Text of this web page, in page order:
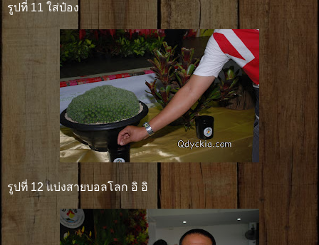
รูปที่ 11 ใส่ป๋อง
รูปที่ 12 แบ่งสายบอลโลก อิ อิ